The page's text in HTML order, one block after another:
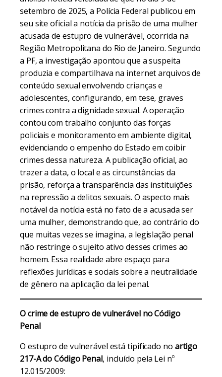
setembro de 2025, a Polícia Federal publicou em
seu site oficial a notícia da prisão de uma mulher
acusada de estupro de vulnerável, ocorrida na
Região Metropolitana do Rio de Janeiro. Segundo
a PF, a investigação apontou que a suspeita
produzia e compartilhava na internet arquivos de
conteúdo sexual envolvendo crianças e
adolescentes, configurando, em tese, graves
crimes contra a dignidade sexual. A operação
contou com trabalho conjunto das forças
policiais e monitoramento em ambiente digital,
evidenciando o empenho do Estado em coibir
crimes dessa natureza. A publicação oficial, ao
trazer a data, o local e as circunstâncias da
prisão, reforça a transparência das instituições
na repressão a delitos sexuais. O aspecto mais
notável da notícia está no fato de a acusada ser
uma mulher, demonstrando que, ao contrário do
que muitas vezes se imagina, a legislação penal
não restringe o sujeito ativo desses crimes ao
homem. Essa realidade abre espaço para
reflexões jurídicas e sociais sobre a neutralidade
de gênero na aplicação da lei penal.
O crime de estupro de vulnerável no Código
Penal
O estupro de vulnerável está tipificado no artigo
217-A do Código Penal, incluído pela Lei nº
12.015/2009: